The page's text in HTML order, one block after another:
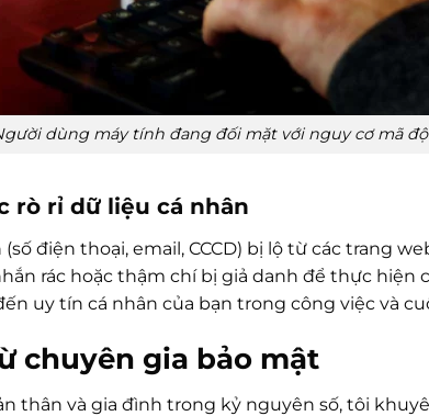
dùng máy tính đang đối mặt với nguy cơ mã
rò rỉ dữ liệu cá nhân
điện thoại, email, CCCD) bị lộ từ các trang
rác hoặc thậm chí bị giả danh để thực hiện
uy tín cá nhân của bạn trong công việc và
chuyên gia bảo mật
thân và gia đình trong kỷ nguyên số, tôi